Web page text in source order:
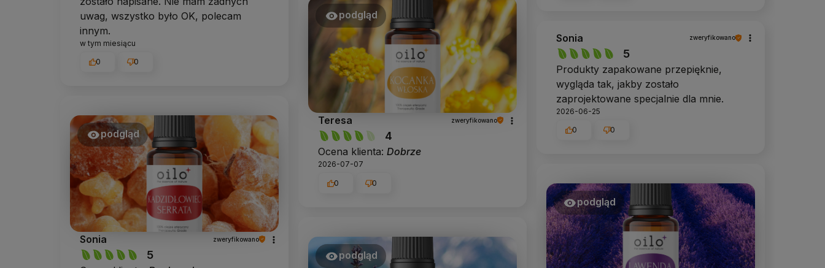
uwag, wszystko było OK, polecam
innym.
w tym miesiącu
0 0
podgląd
Teresa zweryfikowano
4
Ocena klienta: Dobrze
2026-07-07
0 0
Sonia zweryfikowano
5
Produkty zapakowane przepięknie,
wygląda tak, jakby zostało
zaprojektowane specjalnie dla mnie.
2026-06-25
0 0
podgląd
Sonia zweryfikowano
5
podgląd
podgląd